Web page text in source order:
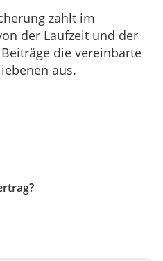
zahlt im
der Laufzeit und der
die vereinbarte
aus.